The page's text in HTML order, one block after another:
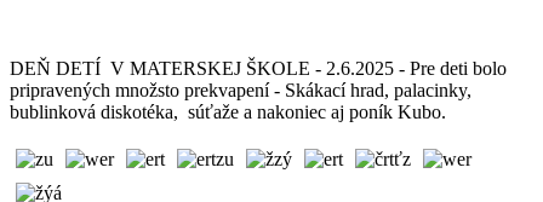
DEŇ DETÍ V MATERSKEJ ŠKOLE - 2.6.2025 - Pre deti bolo
pripravených množsto prekvapení - Skákací hrad, palacinky,
bublinková diskotéka, súťaže a nakoniec aj poník Kubo.